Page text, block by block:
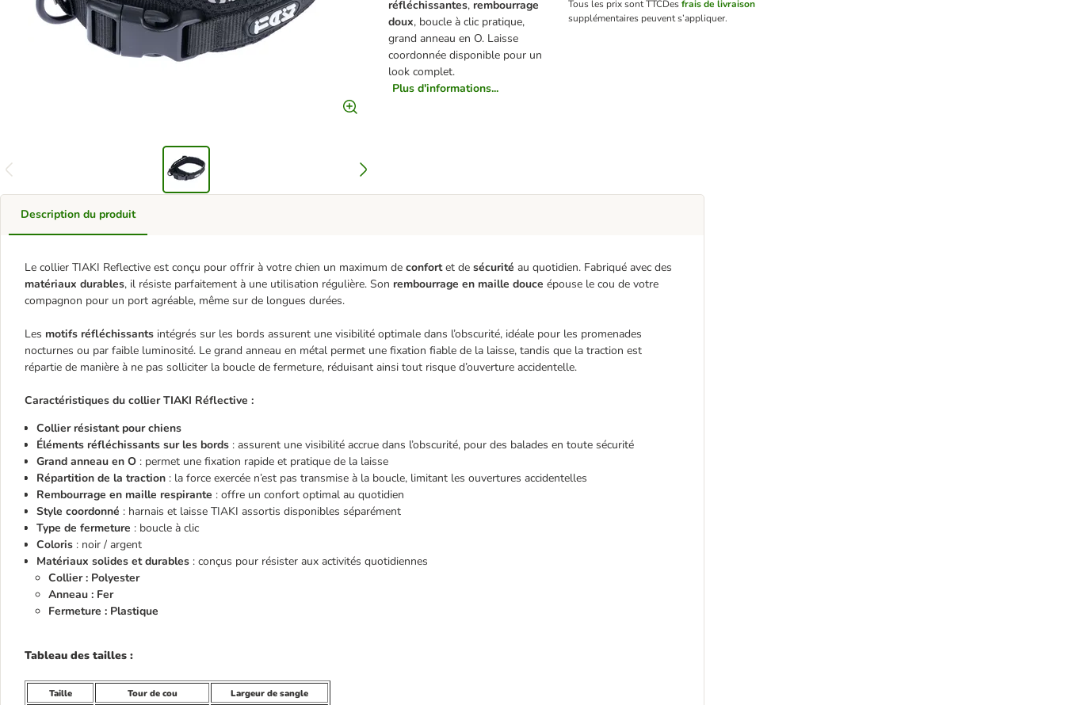
réfléchissantes, rembourrage
doux, boucle à clic pratique,
grand anneau en O. Laisse
coordonnée disponible pour un
look complet.
Plus d'informations...
Tous les prix sont TTCDesfrais de livraison
supplémentaires peuvent s’appliquer.
Description du produit
Le collier TIAKI Reflective est conçu pour offrir à votre chien un maximum de confortet de sécurité au quotidien. Fabriqué avec des
matériaux durables, il résiste parfaitement à une utilisation régulière. Son rembourrage en maille douce épouse le cou de votre
compagnon pour un port agréable, même sur de longues durées.
Les motifs réfléchissants intégrés sur les bords assurent une visibilité optimale dans l’obscurité, idéale pour les promenades
nocturnes ou par faible luminosité. Le grand anneau en métal permet une fixation fiable de la laisse, tandis que la traction est
répartie de manière à ne pas solliciter la boucle de fermeture, réduisant ainsi tout risque d’ouverture accidentelle.
Caractéristiques du collier TIAKI Réflective :
Collier résistant pour chiens
Éléments réfléchissants sur les bords : assurent une visibilité accrue dans l’obscurité, pour des balades en toute sécurité
Grand anneau en O : permet une fixation rapide et pratique de la laisse
Répartition de la traction : la force exercée n’est pas transmise à la boucle, limitant les ouvertures accidentelles
Rembourrage en maille respirante : offre un confort optimal au quotidien
Style coordonné : harnais et laisse TIAKI assortis disponibles séparément
Type de fermeture : boucle à clic
Coloris : noir / argent
Matériaux solides et durables : conçus pour résister aux activités quotidiennes
Collier : Polyester
Anneau : Fer
Fermeture : Plastique
Tableau des tailles :
Taille Tour de cou
Largeur de sangle